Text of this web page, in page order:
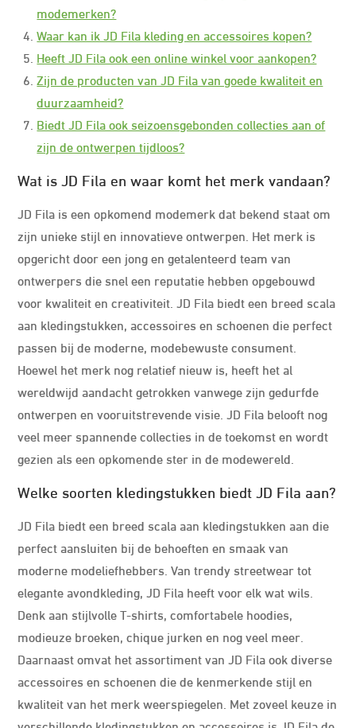
modemerken?
Waar kan ik JD Fila kleding en accessoires kopen?
Heeft JD Fila ook een online winkel voor aankopen?
Zijn de producten van JD Fila van goede kwaliteit en
duurzaamheid?
Biedt JD Fila ook seizoensgebonden collecties aan of
zijn de ontwerpen tijdloos?
Wat is JD Fila en waar komt het merk vandaan?
JD Fila is een opkomend modemerk dat bekend staat om
zijn unieke stijl en innovatieve ontwerpen. Het merk is
opgericht door een jong en getalenteerd team van
ontwerpers die snel een reputatie hebben opgebouwd
voor kwaliteit en creativiteit. JD Fila biedt een breed scala
aan kledingstukken, accessoires en schoenen die perfect
passen bij de moderne, modebewuste consument.
Hoewel het merk nog relatief nieuw is, heeft het al
wereldwijd aandacht getrokken vanwege zijn gedurfde
ontwerpen en vooruitstrevende visie. JD Fila belooft nog
veel meer spannende collecties in de toekomst en wordt
gezien als een opkomende ster in de modewereld.
Welke soorten kledingstukken biedt JD Fila aan?
JD Fila biedt een breed scala aan kledingstukken aan die
perfect aansluiten bij de behoeften en smaak van
moderne modeliefhebbers. Van trendy streetwear tot
elegante avondkleding, JD Fila heeft voor elk wat wils.
Denk aan stijlvolle T-shirts, comfortabele hoodies,
modieuze broeken, chique jurken en nog veel meer.
Daarnaast omvat het assortiment van JD Fila ook diverse
accessoires en schoenen die de kenmerkende stijl en
kwaliteit van het merk weerspiegelen. Met zoveel keuze in